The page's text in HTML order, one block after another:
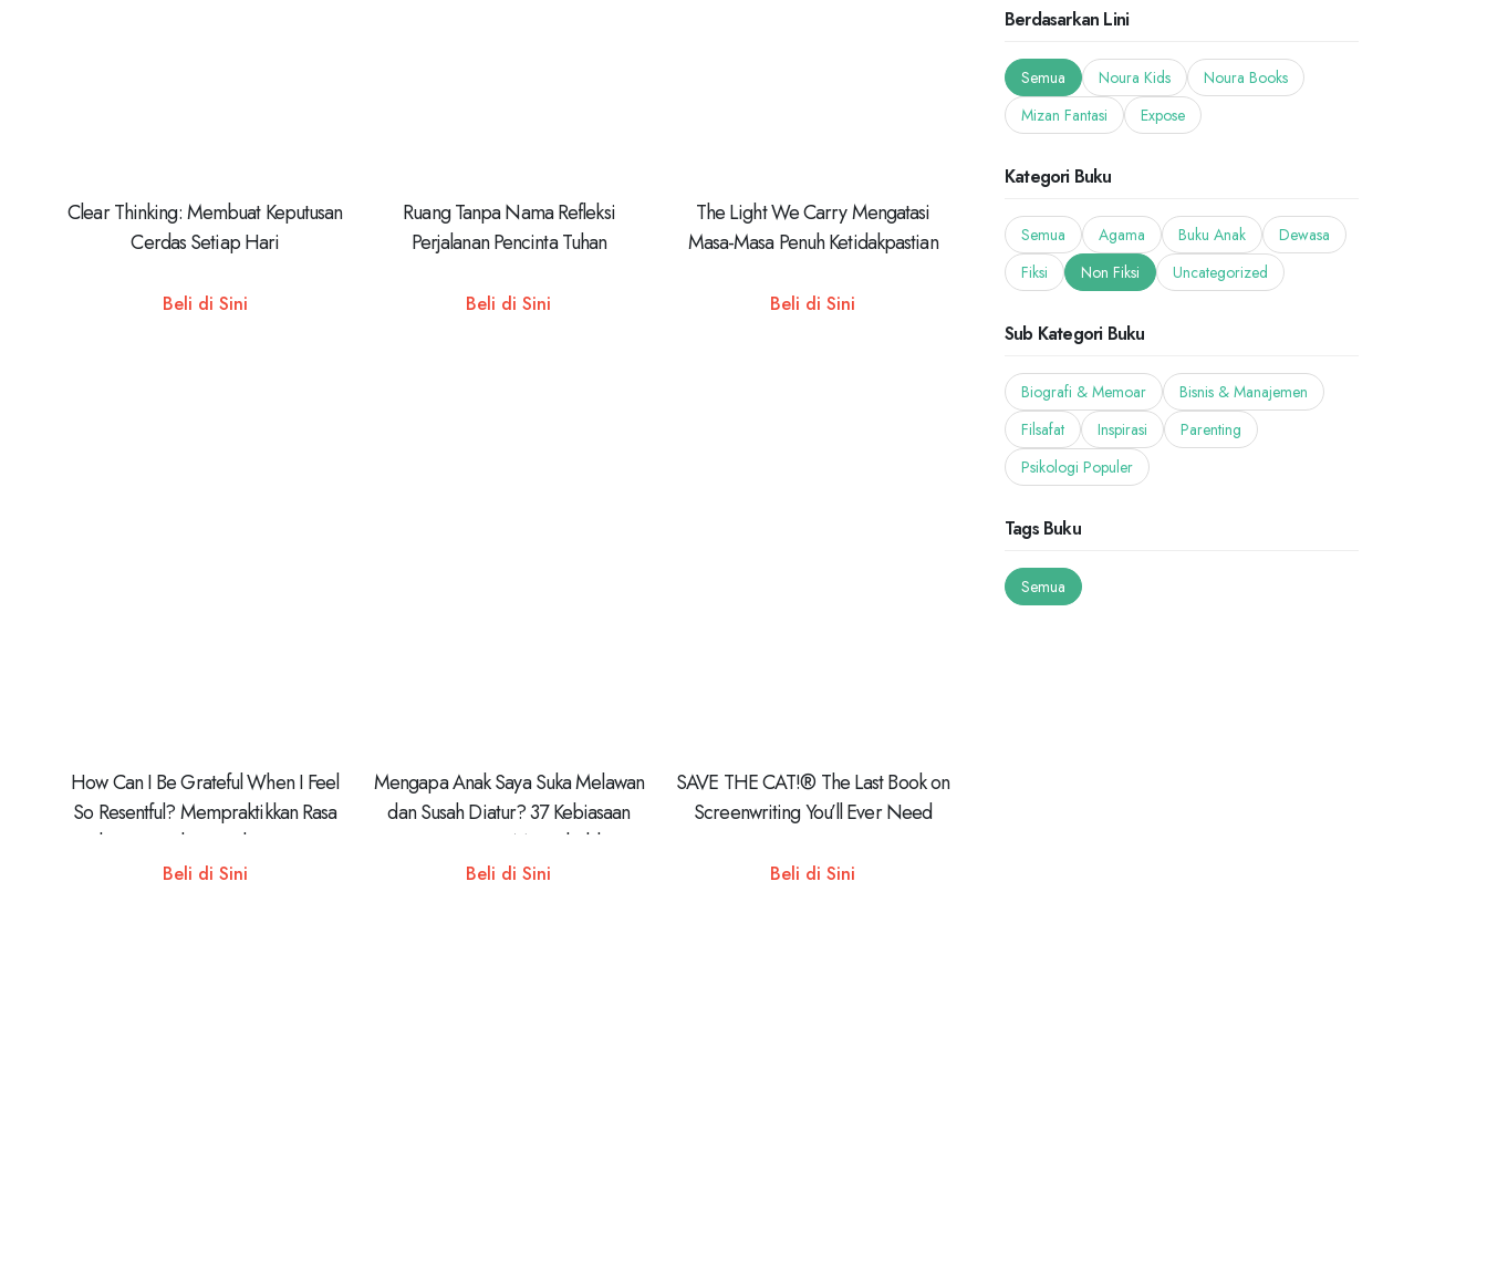
Clear Thinking: Membuat Keputusan
Cerdas Setiap Hari
Beli di Sini
Ruang Tanpa Nama Refleksi
Perjalanan Pencinta Tuhan
Beli di Sini
The Light We Carry Mengatasi
Masa-Masa Penuh Ketidakpastian
Beli di Sini
How Can I Be Grateful When I Feel
So Resentful? Mempraktikkan Rasa
Syukur Sejati demi Kedamaian Hati
Beli di Sini
Mengapa Anak Saya Suka Melawan
dan Susah Diatur? 37 Kebiasaan
Orangtua yang Menyebabkan
Perilaku Buruk pada Anaknya
Beli di Sini
SAVE THE CAT!® The Last Book on
Screenwriting You’ll Ever Need
Beli di Sini
Berdasarkan Lini
Semua Noura Kids
Noura Books
Mizan Fantasi
Expose
Kategori Buku
Semua Agama Buku Anak
Dewasa
Fiksi
Non Fiksi Uncategorized
Sub Kategori Buku
Biografi & Memoar
Bisnis & Manajemen
Filsafat
Inspirasi
Parenting
Psikologi Populer
Tags Buku
Semua